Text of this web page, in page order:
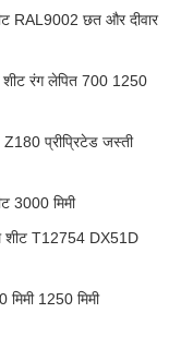
RAL9002 छत और दीवार
शीट रंग लेपित 700 1250
प्रीप्रिटेड जस्ती
3000 मिमी
शीट T12754 DX51D
1250 मिमी